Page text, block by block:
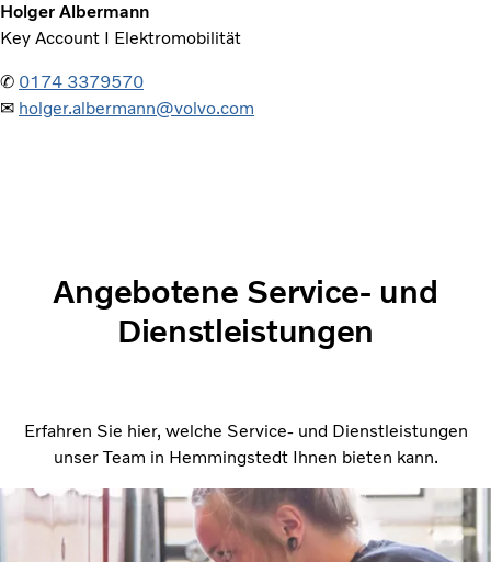
Holger Albermann
Key Account I Elektromobilität
✆ 0174 3379570
✉ holger.albermann@volvo.com
Angebotene Service- und
Dienstleistungen
Erfahren Sie hier, welche Service- und Dienstleistungen
unser Team in Hemmingstedt Ihnen bieten kann.